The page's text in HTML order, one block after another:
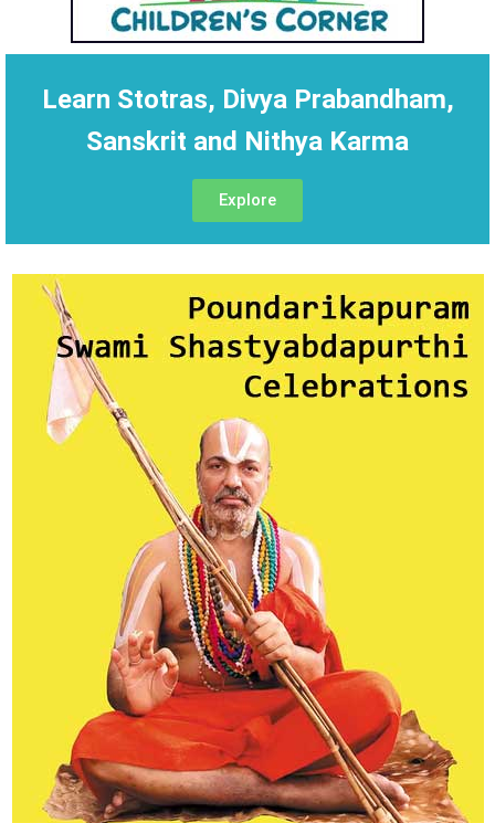
Learn Stotras, Divya Prabandham,
Sanskrit and Nithya Karma
Explore